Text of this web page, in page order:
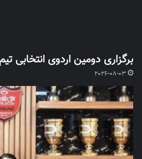
برگزاری دومین اردوی انتخابی
2026-08-03